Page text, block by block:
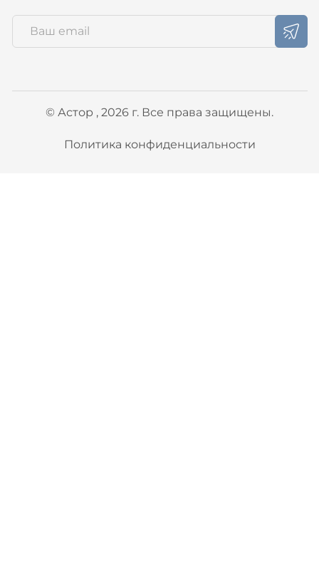
© Астор , 2026 г. Все права защищены.
Политика конфиденциальности